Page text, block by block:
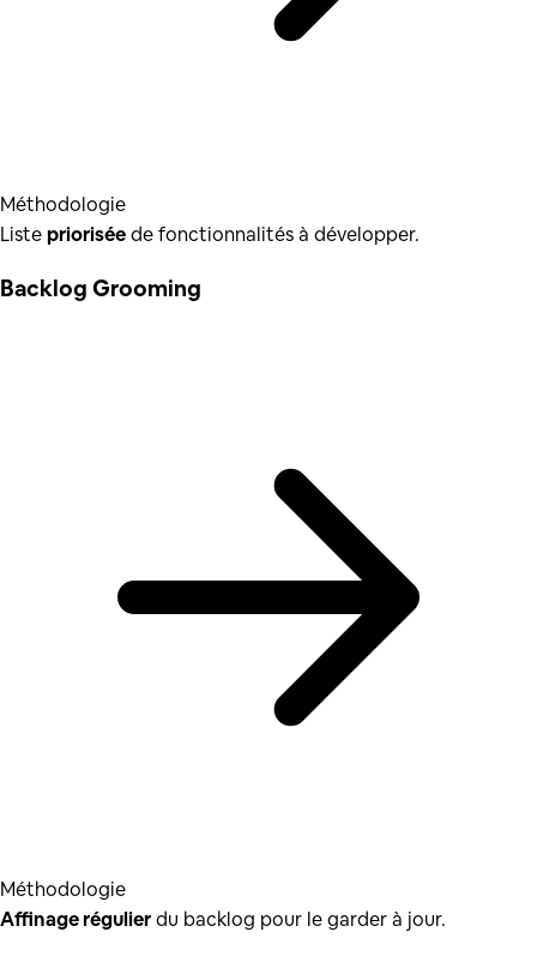
Méthodologie
Listeprioriséede fonctionnalités à développer.
Backlog Grooming
Méthodologie
Affinage régulierdu backlog pour le garder à jour.